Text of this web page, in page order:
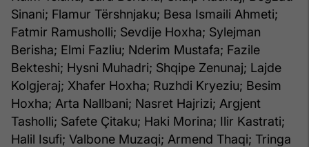
Sinani; Flamur Tërshnjaku; Besa Ismaili Ahmeti;
Fatmir Ramusholli; Sevdije Hoxha; Sylejman
Berisha; Elmi Fazliu; Nderim Mustafa; Fazile
Bekteshi; Hysni Muhadri; Shqipe Zenunaj; Lajde
Kolgjeraj; Xhafer Hoxha; Ruzhdi Kryeziu; Besim
Hoxha; Arta Nallbani; Nasret Hajrizi; Argjent
Tasholli; Safete Çitaku; Haki Morina; Ilir Kastrati;
Halil Isufi; Valbone Muzaqi; Armend Thaqi; Tringa